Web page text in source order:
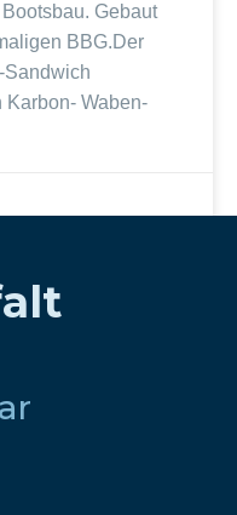
Gebaut
BBG.Der
Sandwich
Karbon- Waben-